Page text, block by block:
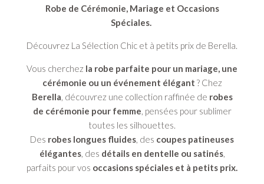
Robe de Cérémonie, Mariage et Occasions
Spéciales.
Découvrez La Sélection Chic et à petits prix de Berella.
Vous cherchez la robe parfaite pour un mariage, une
cérémonie ou un événement élégant ? Chez
Berella, découvrez une collection raffinée de robes
de cérémonie pour femme, pensées pour sublimer
toutes les silhouettes.
Des robes longues fluides, des coupes patineuses
élégantes, des détails en dentelle ou satinés,
parfaits pour vos occasions spéciales et à petits prix.